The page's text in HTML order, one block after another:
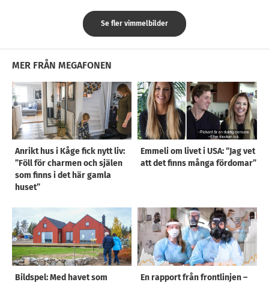
Se fler vimmelbilder
MER FRÅN MEGAFONEN
Anrikt hus i Kåge fick nytt liv:
”Föll för charmen och själen
som finns i det här gamla
huset”
Emmeli om livet i USA: “Jag vet
att det finns många fördomar”
Bildspel: Med havet som
En rapport från frontlinjen –